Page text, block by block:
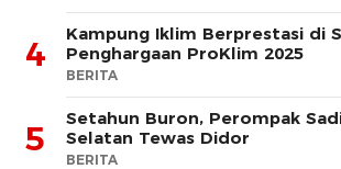
4
Kampung Iklim Berprestasi di
Penghargaan ProKlim 2025
BERITA
5
Setahun Buron, Perompak
Selatan Tewas Didor
BERITA